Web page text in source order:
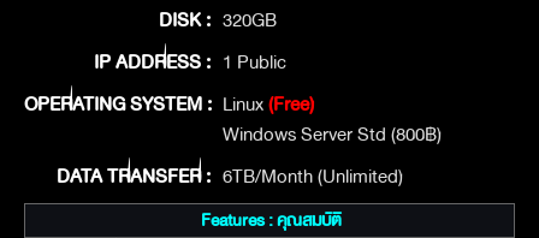
DISK : 320GB
IP ADDRESS : 1 Public
OPERATING SYSTEM : Linux(Free)
Windows Server Std (800฿)
DATA TRANSFER : 6TB/Month (Unlimited)
Features : คุณสมบัติ